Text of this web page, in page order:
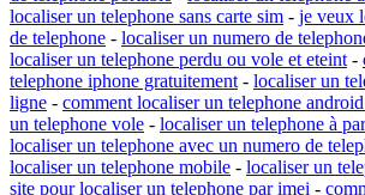
localiser un telephone sans carte sim - je veux
de telephone - localiser un numero de
localiser un telephone perdu ou vole et eteint -
telephone iphone gratuitement - localiser un
ligne - comment localiser un telephone
un telephone vole - localiser un telephone à
localiser un telephone avec un numero de
localiser un telephone mobile - localiser un
site pour localiser un telephone par imei -